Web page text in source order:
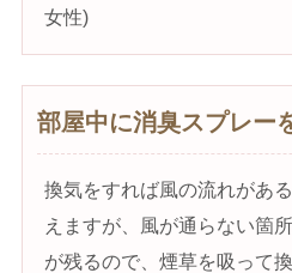
女性)
部屋中に消臭スプレー
換気をすれば風の流れがあ
えますが、風が通らない箇
が残るので、煙草を吸って